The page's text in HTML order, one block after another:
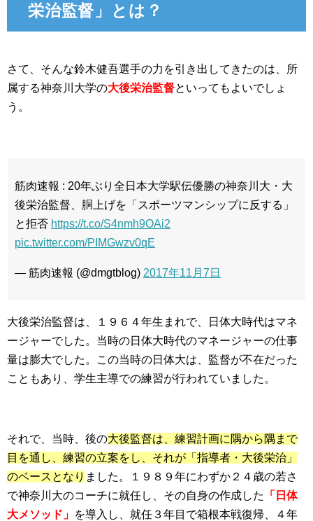
栄治監督」とは？
さて、そんな鈴木健吾選手の力を引き出してきたのは、所
属する神奈川大学の大後栄治監督といってもよいでしょ
う。
筋肉速報 : 20年ぶり全日本大学駅伝優勝の神奈川大・大
後栄治監督、胴上げを「スポーツマンシップに反する」
と拒否 https://t.co/S4nmh9OAi2
pic.twitter.com/PIMGwzv0qE
— 筋肉速報 (@dmgtblog) 2017年11月7日
大後栄治監督は、１９６４年生まれで、日体大時代はマネ
ージャーでした。当時の日体大時代のマネージャーの仕事
量は膨大でした。この当時の日体大は、監督が不在だった
こともあり、学生主導での練習が行われていました。
それで、当時、後の大後監督は、練習計画に隅から隅まで
目を通し、練習の立案をし、それが「指導者・大後栄治」
のベースとなり ました。１９８９年にわずか２４歳の若さ
で神奈川大のコーチに就任し、その自身の作成した
「日体
大メソッド」 を導入し、就任３年目で箱根本戦復帰、４年